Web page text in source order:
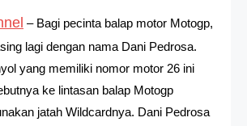
– Bagi pecinta balap motor Motogp,
lagi dengan nama Dani Pedrosa.
yang memiliki nomor motor 26 ini
ke lintasan balap Motogp
jatah Wildcardnya. Dani Pedrosa